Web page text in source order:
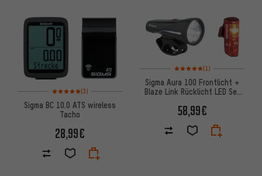
Bewertungen: 5 von 5 basierend auf 3 Bewertungen
(3)
Sigma BC 10.0 ATS wireless
Tacho
28,99€
Bewertungen: 5 von 5
(1)
Sigma Aura 100 Frontlicht +
Blaze Link Rücklicht LED Set
58,99€